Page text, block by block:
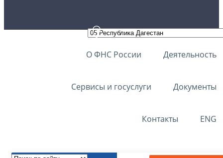
О ФНС России Деятельность
Сервисы и госуслуги Документы
Контакты ENG